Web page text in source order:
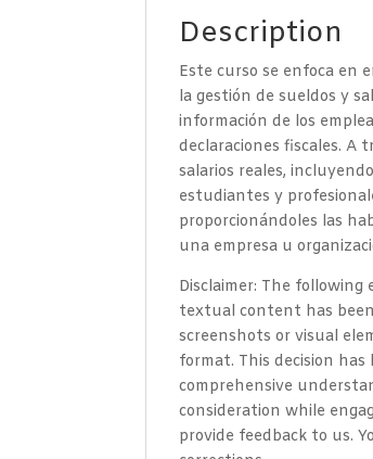
Description
Este curso se enfoca en
la gestión de sueldos y
información de los
declaraciones fiscales. A
salarios reales,
estudiantes y
proporcionándoles las
una empresa u
Disclaimer: The
textual content has
screenshots or visual
format. This decision
comprehensive
consideration while
provide feedback to us.